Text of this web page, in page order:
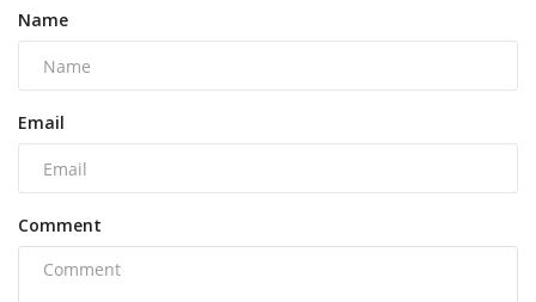
Name
Email
Comment